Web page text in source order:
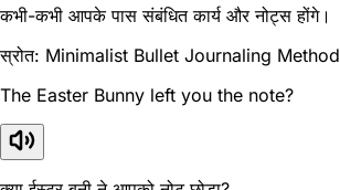
कभी-कभी आपके पास संबंधित कार्य और नोट्स होंगे।
स्रोत: Minimalist Bullet Journaling Method
The Easter Bunny left you the note?